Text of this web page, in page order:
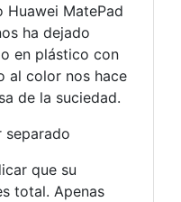
MatePad
ha dejado
en plástico con
al color nos hace
de la suciedad.
separado
que su
total. Apenas